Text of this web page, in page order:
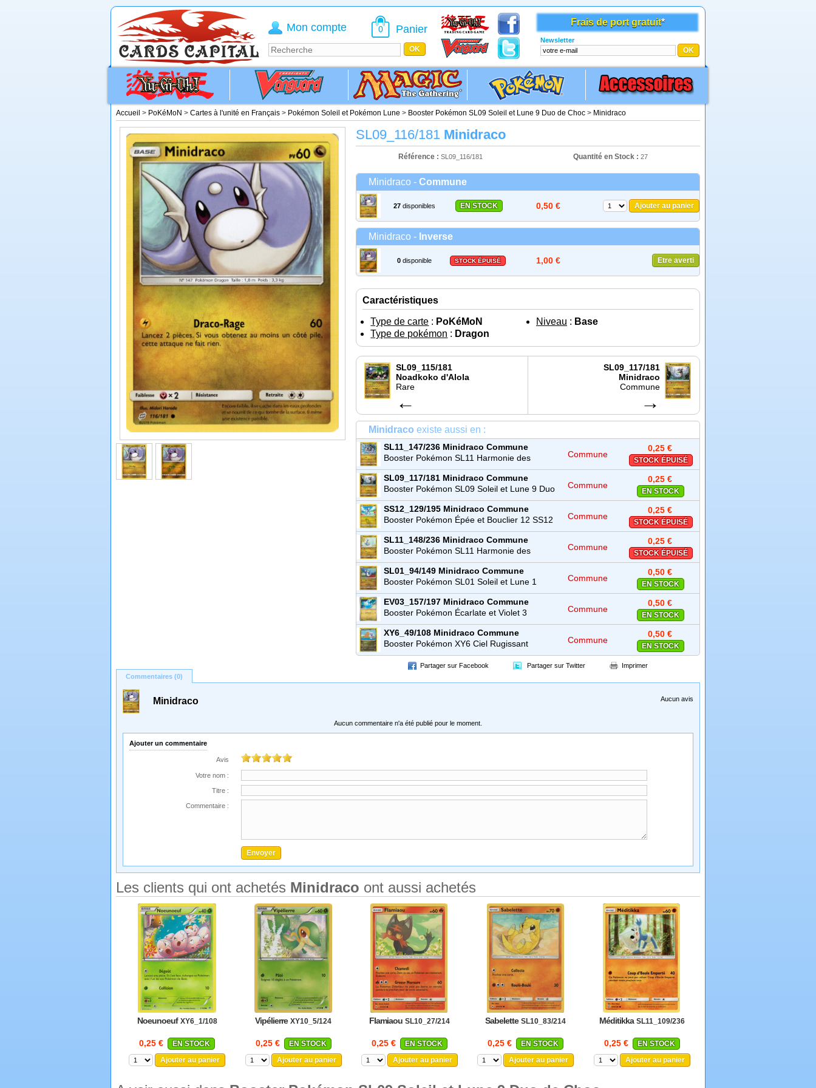
Accueil > PoKéMoN > Cartes à l'unité en Français > Pokémon Soleil et Pokémon Lune > Booster Pokémon SL09 Soleil et Lune 9 Duo de Choc > Minidraco
SL09_116/181 Minidraco
Référence :SL09_116/181 Quantité en Stock : 27
Minidraco - Commune
27 disponibles EN STOCK 0,50 € Ajouter au panier
Minidraco - Inverse
0 disponible STOCK ÉPUISÉ 1,00 € Etre averti
Caractéristiques
Type de carte : PoKéMoN Niveau : Base
Type de pokémon : Dragon
SL09_115/181
Noadkoko d'Alola
Rare
←
SL09_117/181
Minidraco
Commune
→
Minidraco existe aussi en :
SL11_147/236 Minidraco Commune
Booster Pokémon SL11 Harmonie des
Esprits
Commune
0,25 €
STOCK ÉPUISÉ
SL09_117/181 Minidraco Commune
Booster Pokémon SL09 Soleil et Lune 9 Duo
de Choc
Commune
0,25 €
EN STOCK
SS12_129/195 Minidraco Commune
Booster Pokémon Épée et Bouclier 12 SS12
Tempête Argentée
Commune
0,25 €
STOCK ÉPUISÉ
SL11_148/236 Minidraco Commune
Booster Pokémon SL11 Harmonie des
Esprits
Commune
0,25 €
STOCK ÉPUISÉ
SL01_94/149 Minidraco Commune
Booster Pokémon SL01 Soleil et Lune 1
Commune
0,50 €
EN STOCK
EV03_157/197 Minidraco Commune
Booster Pokémon Écarlate et Violet 3
Flammes Obsidiennes (EV03)
Commune
0,50 €
EN STOCK
XY6_49/108 Minidraco Commune
Booster Pokémon XY6 Ciel Rugissant
Commune
0,50 €
EN STOCK
Partager sur Facebook Partager sur Twitter
Imprimer
Commentaires (0)
Minidraco Aucun avis
Aucun commentaire n'a été publié pour le moment.
Ajouter un commentaire
Avis
Votre nom :
Titre :
Commentaire :
Les clients qui ont achetés Minidraco ont aussi achetés
Noeunoeuf XY6_1/108
0,25 €
EN STOCK
Ajouter au panier
Vipélierre XY10_5/124
0,25 €
EN STOCK
Ajouter au panier
Flamiaou SL10_27/214
0,25 €
EN STOCK
Ajouter au panier
Sabelette SL10_83/214
0,25 €
EN STOCK
Ajouter au panier
Méditikka SL11_109/236
0,25 €
EN STOCK
Ajouter au panier
Frais de port gratuit*
Newsletter
Mon compte 0 Panier